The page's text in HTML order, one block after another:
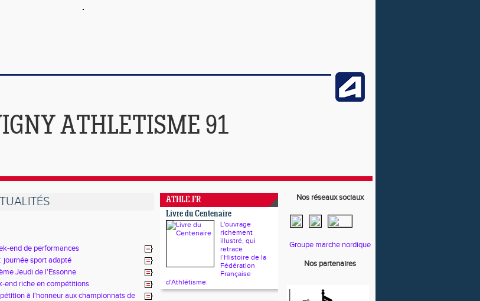
ATHLETISME 91
end de performances
sport adapté
Jeudi de l'Essonne
end riche en compétitions
à l'honneur aux championnats de
ATHLE.FR
Livre du Centenaire
L'ouvrage
richement
illustré, qui
retrace
l’Histoire de la
Fédération
Française
d'Athlétisme.
Nos réseaux sociaux
Groupe marche nordique
Nos partenaires